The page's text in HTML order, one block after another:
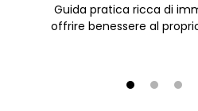
Guida pratica ricca di
offrire